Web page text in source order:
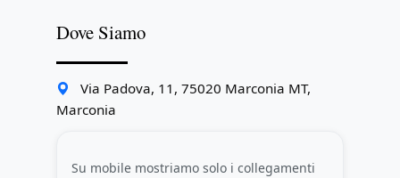
Dove Siamo
Via Padova, 11, 75020 Marconia MT,
Marconia
Su mobile mostriamo solo i collegamenti